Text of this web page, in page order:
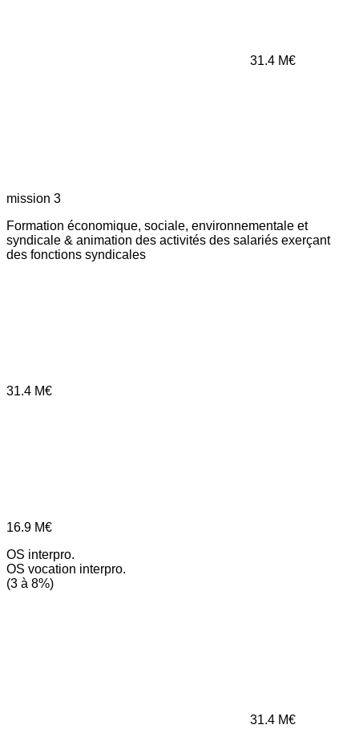
31.4 M€
mission 3
Formation économique, sociale, environnementale et
syndicale & animation des activités des salariés exerçant
des fonctions syndicales
31.4 M€
16.9 M€
OS interpro.
OS vocation interpro.
(3 à 8%)
31.4 M€